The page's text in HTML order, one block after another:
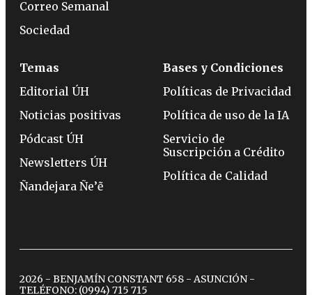
Correo Semanal
Sociedad
Temas
Editorial ÚH
Noticias positivas
Pódcast ÚH
Newsletters ÚH
Ñandejara Ñe’ẽ
Bases y Condiciones
Políticas de Privacidad
Política de uso de la IA
Servicio de
Suscripción a Crédito
Política de Calidad
2026 - BENJAMÍN CONSTANT 658 - ASUNCIÓN -
TELÉFONO: (0994) 715 715